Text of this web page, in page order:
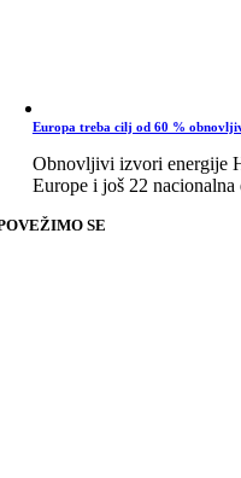
Europa treba cilj od 60 %
Obnovljivi izvori energije
Europe i još 22 nacionalna
SE